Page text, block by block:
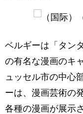
ベルギーは「タン
の有名な漫画のキ
ュッセル市の中心
ーは、漫画芸術の
各種の漫画が展示